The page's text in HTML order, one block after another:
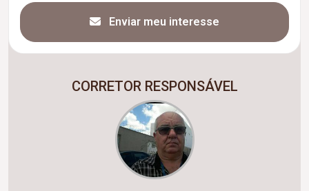
Enviar meu interesse
CORRETOR RESPONSÁVEL